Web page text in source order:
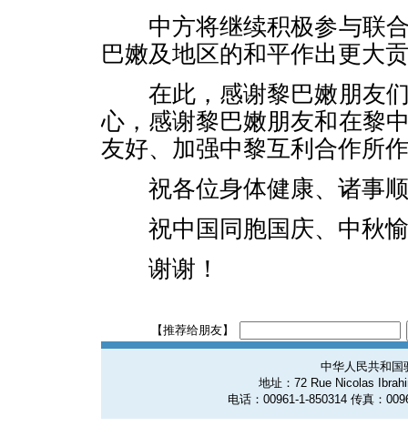
中方将继续积极参与联合
巴嫩及地区的和平作出更大
在此，感谢黎巴嫩朋友们
心，感谢黎巴嫩朋友和在黎
友好、加强中黎互利合作所
祝各位身体健康、诸事
祝中国同胞国庆、中秋
谢谢！
【推荐给朋友】
中华人民共和国
地址：72 Rue Nicolas
电话：00961-1-850314 传真：